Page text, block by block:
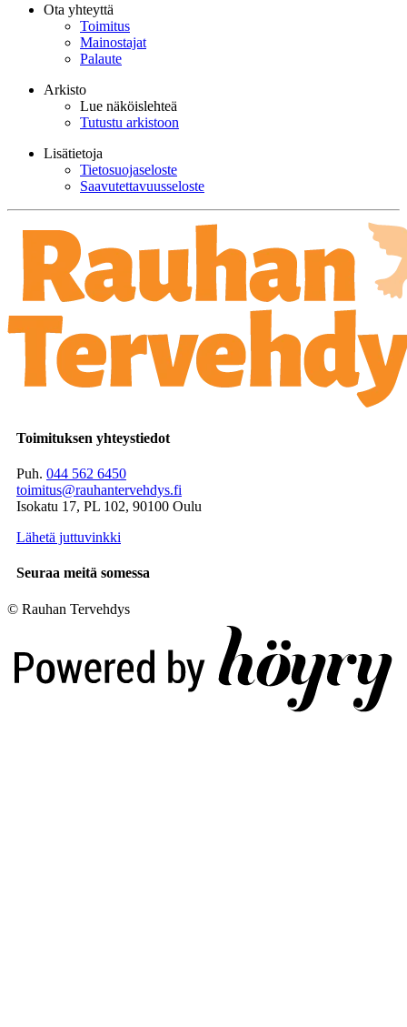
Ota yhteyttä
Toimitus
Mainostajat
Palaute
Arkisto
Lue näköislehteä
Tutustu arkistoon
Lisätietoja
Tietosuojaseloste
Saavutettavuusseloste
Toimituksen yhteystiedot
Puh. 044 562 6450
toimitus@rauhantervehdys.fi
Isokatu 17, PL 102, 90100 Oulu
Lähetä juttuvinkki
Seuraa meitä somessa
© Rauhan Tervehdys